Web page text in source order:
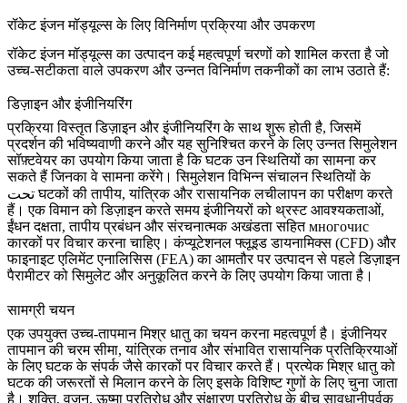
रॉकेट इंजन मॉड्यूल्स के लिए विनिर्माण प्रक्रिया और उपकरण
रॉकेट इंजन मॉड्यूल्स का उत्पादन कई महत्वपूर्ण चरणों को शामिल करता है जो
उच्च-सटीकता वाले उपकरण और उन्नत विनिर्माण तकनीकों का लाभ उठाते हैं:
डिज़ाइन और इंजीनियरिंग
प्रक्रिया विस्तृत डिज़ाइन और इंजीनियरिंग के साथ शुरू होती है, जिसमें
प्रदर्शन की भविष्यवाणी करने और यह सुनिश्चित करने के लिए उन्नत सिमुलेशन
सॉफ़्टवेयर का उपयोग किया जाता है कि घटक उन स्थितियों का सामना कर
सकते हैं जिनका वे सामना करेंगे। सिमुलेशन विभिन्न संचालन स्थितियों के
تحت घटकों की तापीय, यांत्रिक और रासायनिक लचीलापन का परीक्षण करते
हैं। एक विमान को डिज़ाइन करते समय इंजीनियरों को थ्रस्ट आवश्यकताओं,
ईंधन दक्षता, तापीय प्रबंधन और संरचनात्मक अखंडता सहित многочис
कारकों पर विचार करना चाहिए। कंप्यूटेशनल फ्लूइड डायनामिक्स (CFD) और
फाइनाइट एलिमेंट एनालिसिस (FEA) का आमतौर पर उत्पादन से पहले डिज़ाइन
पैरामीटर को सिमुलेट और अनुकूलित करने के लिए उपयोग किया जाता है।
सामग्री चयन
एक उपयुक्त उच्च-तापमान मिश्र धातु का चयन करना महत्वपूर्ण है। इंजीनियर
तापमान की चरम सीमा, यांत्रिक तनाव और संभावित रासायनिक प्रतिक्रियाओं
के लिए घटक के संपर्क जैसे कारकों पर विचार करते हैं। प्रत्येक मिश्र धातु को
घटक की जरूरतों से मिलान करने के लिए इसके विशिष्ट गुणों के लिए चुना जाता
है। शक्ति, वजन, ऊष्मा प्रतिरोध और संक्षारण प्रतिरोध के बीच सावधानीपूर्वक